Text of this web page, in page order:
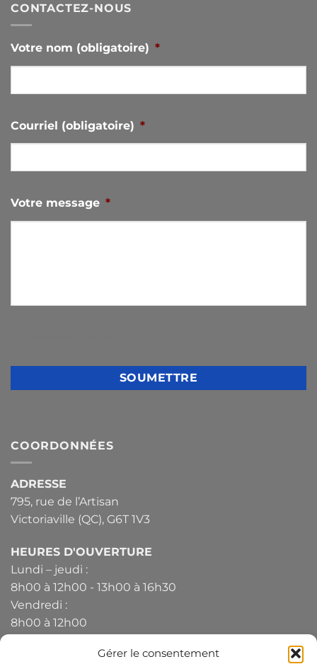
Gérer le consentement
CONTACTEZ-NOUS
Votre nom (obligatoire) *
Courriel (obligatoire) *
Votre message *
COORDONNÉES
ADRESSE
795, rue de l’Artisan
Victoriaville (QC), G6T 1V3
HEURES D'OUVERTURE
Lundi – jeudi :
8h00 à 12h00 - 13h00 à 16h30
Vendredi :
8h00 à 12h00